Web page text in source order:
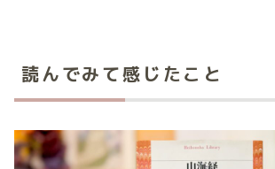
読んでみて感じたこと